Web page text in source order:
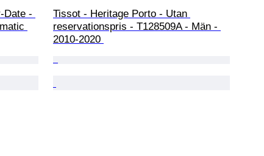
Date -
Tissot - Heritage Porto - Utan
reservationspris - T128509A - Män -
2010-2020